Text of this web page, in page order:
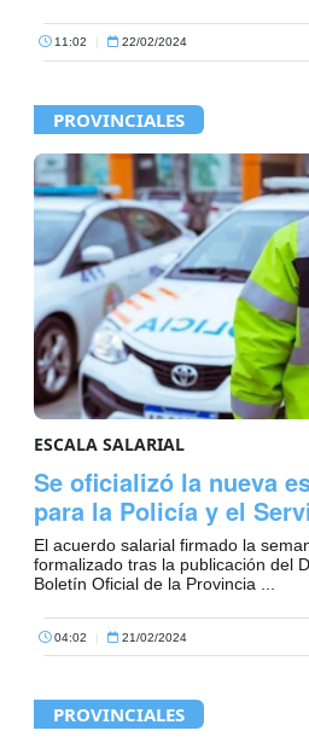
11:02 22/02/2024
PROVINCIALES
ESCALA SALARIAL
Se oficializó la nueva
para la Policía y el
El acuerdo salarial firmado la
formalizado tras la publicación del
Boletín Oficial de la Provincia ...
04:02 | 21/02/2024
PROVINCIALES